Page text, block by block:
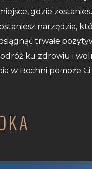
gdzie
narzędzia,
trwałe
ku zdrowiu i
w Bochni pomoże